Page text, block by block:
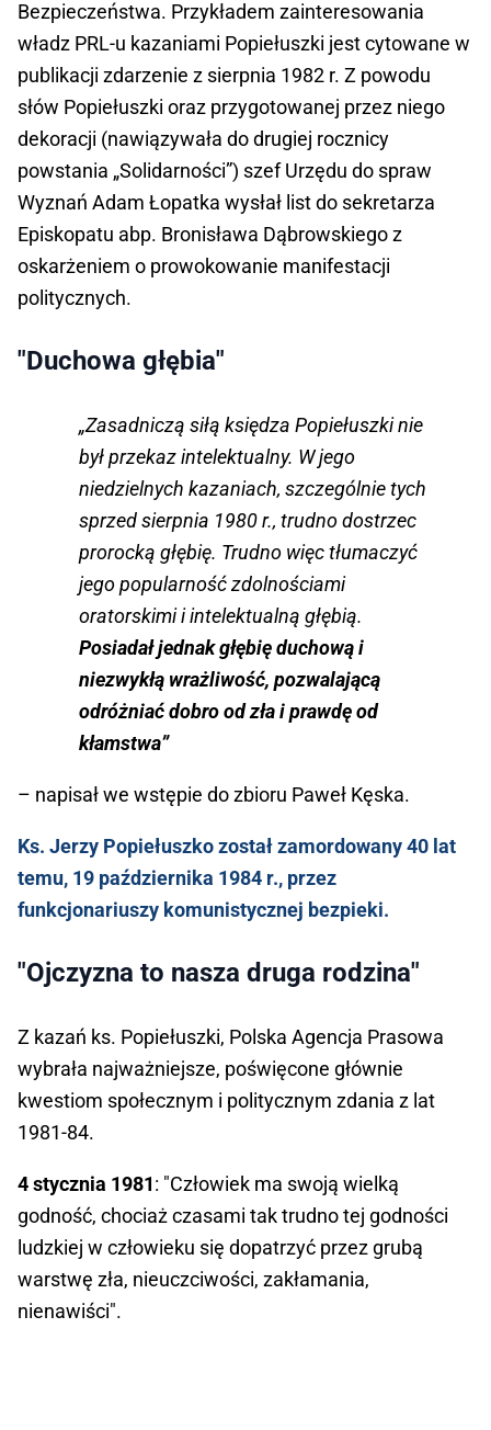
Bezpieczeństwa. Przykładem zainteresowania
władz PRL-u kazaniami Popiełuszki jest cytowane w
publikacji zdarzenie z sierpnia 1982 r. Z powodu
słów Popiełuszki oraz przygotowanej przez niego
dekoracji (nawiązywała do drugiej rocznicy
powstania „Solidarności”) szef Urzędu do spraw
Wyznań Adam Łopatka wysłał list do sekretarza
Episkopatu abp. Bronisława Dąbrowskiego z
oskarżeniem o prowokowanie manifestacji
politycznych.
"Duchowa głębia"
„Zasadniczą siłą księdza Popiełuszki nie
był przekaz intelektualny. W jego
niedzielnych kazaniach, szczególnie tych
sprzed sierpnia 1980 r., trudno dostrzec
prorocką głębię. Trudno więc tłumaczyć
jego popularność zdolnościami
oratorskimi i intelektualną głębią.
Posiadał jednak głębię duchową i
niezwykłą wrażliwość, pozwalającą
odróżniać dobro od zła i prawdę od
kłamstwa”
– napisał we wstępie do zbioru Paweł Kęska.
Ks. Jerzy Popiełuszko został zamordowany 40 lat
temu, 19 października 1984 r., przez
funkcjonariuszy komunistycznej bezpieki.
"Ojczyzna to nasza druga rodzina"
Z kazań ks. Popiełuszki, Polska Agencja Prasowa
wybrała najważniejsze, poświęcone głównie
kwestiom społecznym i politycznym zdania z lat
1981-84.
4 stycznia 1981: "Człowiek ma swoją wielką
godność, chociaż czasami tak trudno tej godności
ludzkiej w człowieku się dopatrzyć przez grubą
warstwę zła, nieuczciwości, zakłamania,
nienawiści".